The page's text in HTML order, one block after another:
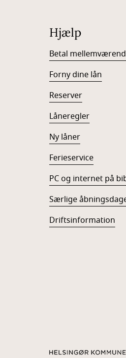
Hjælp
Betal
Forny dine lån
Reserver
Låneregler
Ny låner
Ferieservice
PC og internet på
Særlige
Driftsinformation